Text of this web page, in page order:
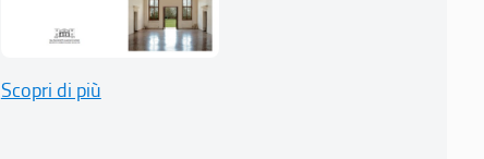
Scopri di più